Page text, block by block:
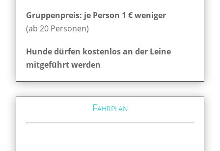
Gruppenpreis: je Person 1 € weniger
(ab 20 Personen)
Hunde dürfen kostenlos an der Leine
mitgeführt werden
Fahrplan